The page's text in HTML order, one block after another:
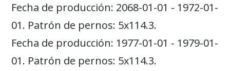
Fecha de producción: 2068-01-01 - 1972-01-
01. Patrón de pernos: 5x114.3.
Fecha de producción: 1977-01-01 - 1979-01-
01. Patrón de pernos: 5x114.3.